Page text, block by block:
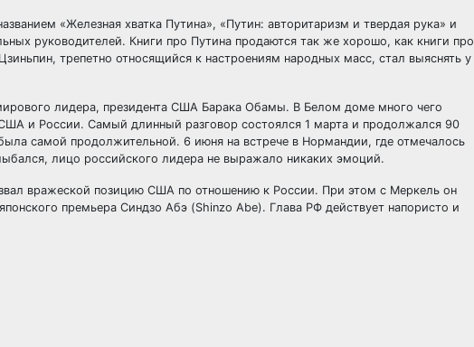
«Железная хватка Путина», «Путин: авторитаризм и твердая рука» и
руководителей. Книги про Путина продаются так же хорошо, как книги про
трепетно относящийся к настроениям народных масс, стал выяснять у
лидера, президента США Барака Обамы. В Белом доме много чего
и России. Самый длинный разговор состоялся 1 марта и продолжался 90
самой продолжительной. 6 июня на встрече в Нормандии, где отмечалось
лицо российского лидера не выражало никаких эмоций.
вражеской позицию США по отношению к России. При этом с Меркель он
премьера Синдзо Абэ (Shinzo Abe). Глава РФ действует напористо и